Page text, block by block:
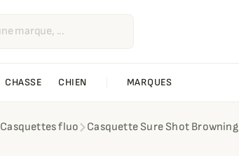
CHASSE CHIEN MARQUES
Casquettes fluo Casquette Sure Shot Browning